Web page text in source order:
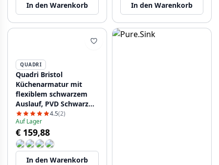
In den Warenkorb In den Warenkorb
QUADRI
Quadri Bristol
Küchenarmatur mit
flexiblem schwarzem
Auslauf, PVD Schwarz
12089670834.5(2)
Auf Lager
€ 159,88
In den Warenkorb